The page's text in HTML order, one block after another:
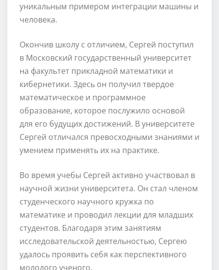
уникальным примером интеграции машины и
человека.
Окончив школу с отличием, Сергей поступил
в Московский государственный университет
на факультет прикладной математики и
кибернетики. Здесь он получил твердое
математическое и программное
образование, которое послужило основой
для его будущих достижений. В университете
Сергей отличался превосходными знаниями и
умением применять их на практике.
Во время учебы Сергей активно участвовал в
научной жизни университета. Он стал членом
студенческого научного кружка по
математике и проводил лекции для младших
студентов. Благодаря этим занятиям
исследовательской деятельностью, Сергею
удалось проявить себя как перспективного
молодого ученого.